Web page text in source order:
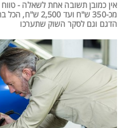
אין כמובן תשובה אחת לשאלה -
מכ-350 ש"ח ועד
הדגם וגם לסקר השוק שתערכו